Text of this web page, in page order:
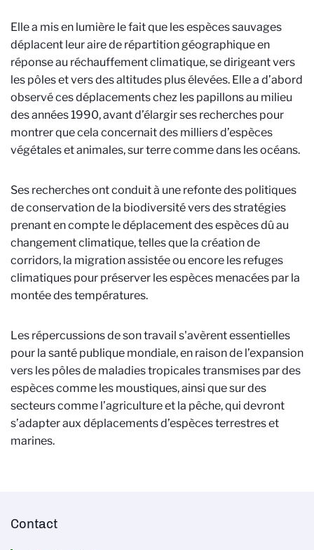
Elle a mis en lumière le fait que les espèces sauvages
déplacent leur aire de répartition géographique en
réponse au réchauffement climatique, se dirigeant vers
les pôles et vers des altitudes plus élevées. Elle a d’abord
observé ces déplacements chez les papillons au milieu
des années 1990, avant d’élargir ses recherches pour
montrer que cela concernait des milliers d’espèces
végétales et animales, sur terre comme dans les océans.
Ses recherches ont conduit à une refonte des politiques
de conservation de la biodiversité vers des stratégies
prenant en compte le déplacement des espèces dû au
changement climatique, telles que la création de
corridors, la migration assistée ou encore les refuges
climatiques pour préserver les espèces menacées par la
montée des températures.
Les répercussions de son travail s'avèrent essentielles
pour la santé publique mondiale, en raison de l’expansion
vers les pôles de maladies tropicales transmises par des
espèces comme les moustiques, ainsi que sur des
secteurs comme l’agriculture et la pêche, qui devront
s’adapter aux déplacements d’espèces terrestres et
marines.
Contact